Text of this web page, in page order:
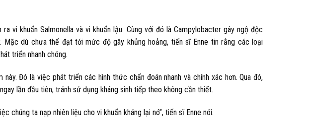
vi khuẩn Salmonella và vi khuẩn lậu. Cùng với đó là Campylobacter gây ngộ độc
dù chưa thể đạt tới mức độ gây khủng hoảng, tiến sĩ Enne tin rằng các loại
triển nhanh chóng.
Đó là việc phát triển các hình thức chẩn đoán nhanh và chính xác hơn. Qua đó,
lần đầu tiên, tránh sử dụng kháng sinh tiếp theo không cần thiết.
chúng ta nạp nhiên liệu cho vi khuẩn kháng lại nó”, tiến sĩ Enne nói.